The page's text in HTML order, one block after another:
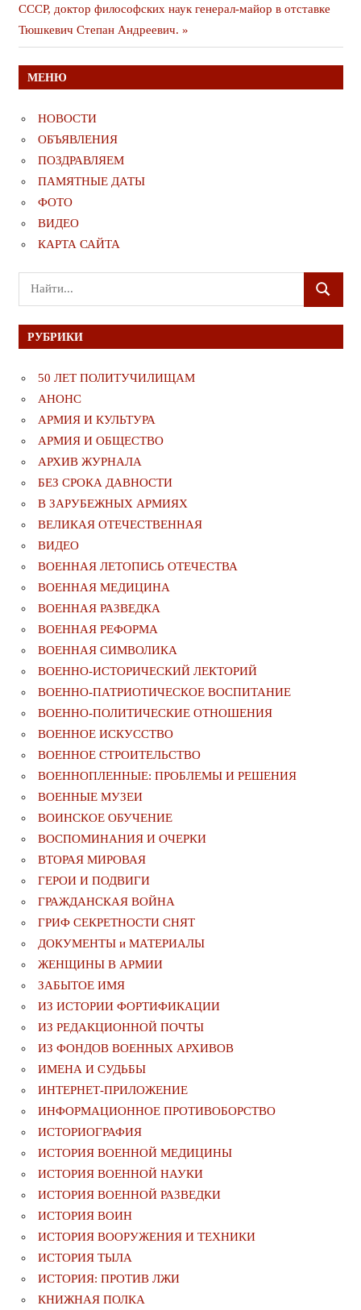
записям
СССР, доктор философских наук генерал-майор в отставке
Тюшкевич Степан Андреевич.
МЕНЮ
НОВОСТИ
ОБЪЯВЛЕНИЯ
ПОЗДРАВЛЯЕМ
ПАМЯТНЫЕ ДАТЫ
ФОТО
ВИДЕО
КАРТА САЙТА
Поиск
для:
ПОИСК
РУБРИКИ
50 ЛЕТ ПОЛИТУЧИЛИЩАМ
АНОНС
АРМИЯ И КУЛЬТУРА
АРМИЯ И ОБЩЕСТВО
АРХИВ ЖУРНАЛА
БЕЗ СРОКА ДАВНОСТИ
В ЗАРУБЕЖНЫХ АРМИЯХ
ВЕЛИКАЯ ОТЕЧЕСТВЕННАЯ
ВИДЕО
ВОЕННАЯ ЛЕТОПИСЬ ОТЕЧЕСТВА
ВОЕННАЯ МЕДИЦИНА
ВОЕННАЯ РАЗВЕДКА
ВОЕННАЯ РЕФОРМА
ВОЕННАЯ СИМВОЛИКА
ВОЕННО-ИСТОРИЧЕСКИЙ ЛЕКТОРИЙ
ВОЕННО-ПАТРИОТИЧЕСКОЕ ВОСПИТАНИЕ
ВОЕННО-ПОЛИТИЧЕСКИE ОТНОШЕНИЯ
ВОЕННОЕ ИСКУССТВО
ВОЕННОЕ СТРОИТЕЛЬСТВО
ВОЕННОПЛЕННЫЕ: ПРОБЛЕМЫ И РЕШЕНИЯ
ВОЕННЫЕ МУЗЕИ
ВОИНСКОЕ ОБУЧЕНИЕ
ВОСПОМИНАНИЯ И ОЧЕРКИ
ВТОРАЯ МИРОВАЯ
ГЕРОИ И ПОДВИГИ
ГРАЖДАНСКАЯ ВОЙНА
ГРИФ СЕКРЕТНОСТИ СНЯТ
ДОКУМЕНТЫ и МАТЕРИАЛЫ
ЖЕНЩИНЫ В АРМИИ
ЗАБЫТОЕ ИМЯ
ИЗ ИСТОРИИ ФОРТИФИКАЦИИ
ИЗ РЕДАКЦИОННОЙ ПОЧТЫ
ИЗ ФОНДОВ ВОЕННЫХ АРХИВОВ
ИМЕНА И СУДЬБЫ
ИНТЕРНЕТ-ПРИЛОЖЕНИЕ
ИНФОРМАЦИОННОЕ ПРОТИВОБОРСТВО
ИСТОРИОГРАФИЯ
ИСТОРИЯ ВОЕННОЙ МЕДИЦИНЫ
ИСТОРИЯ ВОЕННОЙ НАУКИ
ИСТОРИЯ ВОЕННОЙ РАЗВЕДКИ
ИСТОРИЯ ВОИН
ИСТОРИЯ ВООРУЖЕНИЯ И ТЕХНИКИ
ИСТОРИЯ ТЫЛА
ИСТОРИЯ: ПРОТИВ ЛЖИ
КНИЖНАЯ ПОЛКА